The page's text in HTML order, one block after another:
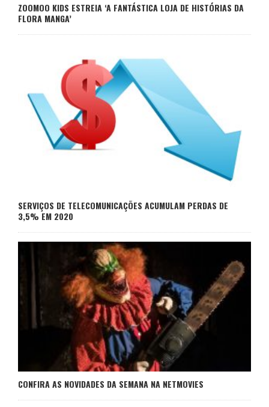
ZOOMOO KIDS ESTREIA ‘A FANTÁSTICA LOJA DE HISTÓRIAS DA
FLORA MANGA’
SERVIÇOS DE TELECOMUNICAÇÕES ACUMULAM PERDAS DE
3,5% EM 2020
CONFIRA AS NOVIDADES DA SEMANA NA NETMOVIES